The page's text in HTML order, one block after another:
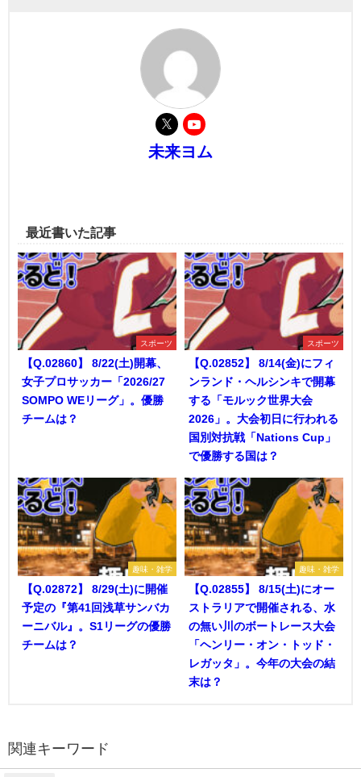
未来ヨム
最近書いた記事
スポーツ
【Q.02860】 8/22(土)開幕、
女子プロサッカー「2026/27
SOMPO WEリーグ」。優勝
チームは？
スポーツ
【Q.02852】 8/14(金)にフィ
ンランド・ヘルシンキで開幕
する「モルック世界大会
2026」。大会初日に行われる
国別対抗戦「Nations Cup」
で優勝する国は？
趣味・雑学
【Q.02872】 8/29(土)に開催
予定の『第41回浅草サンバカ
ーニバル』。S1リーグの優勝
チームは？
趣味・雑学
【Q.02855】 8/15(土)にオー
ストラリアで開催される、水
の無い川のボートレース大会
「ヘンリー・オン・トッド・
レガッタ」。今年の大会の結
末は？
関連キーワード